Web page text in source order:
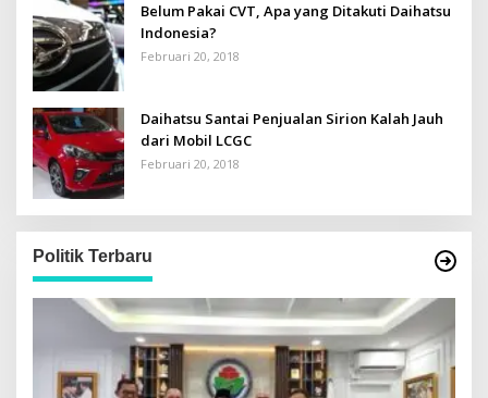
Belum Pakai CVT, Apa yang Ditakuti Daihatsu
Indonesia?
Februari 20, 2018
Daihatsu Santai Penjualan Sirion Kalah Jauh
dari Mobil LCGC
Februari 20, 2018
Politik Terbaru